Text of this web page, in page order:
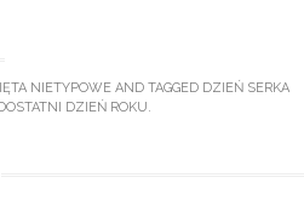
NIETYPOWEAND TAGGED DZIEŃ SERKA
DZIEŃ ROKU